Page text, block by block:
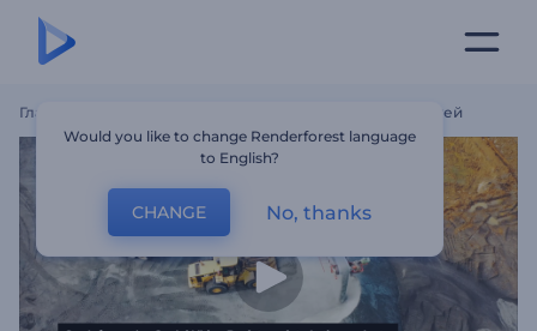
Главная Информативные Видео Для Соцсетей
Would you like to change Renderforest language
to English?
CHANGE No, thanks